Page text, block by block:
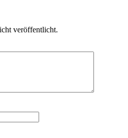
veröffentlicht.